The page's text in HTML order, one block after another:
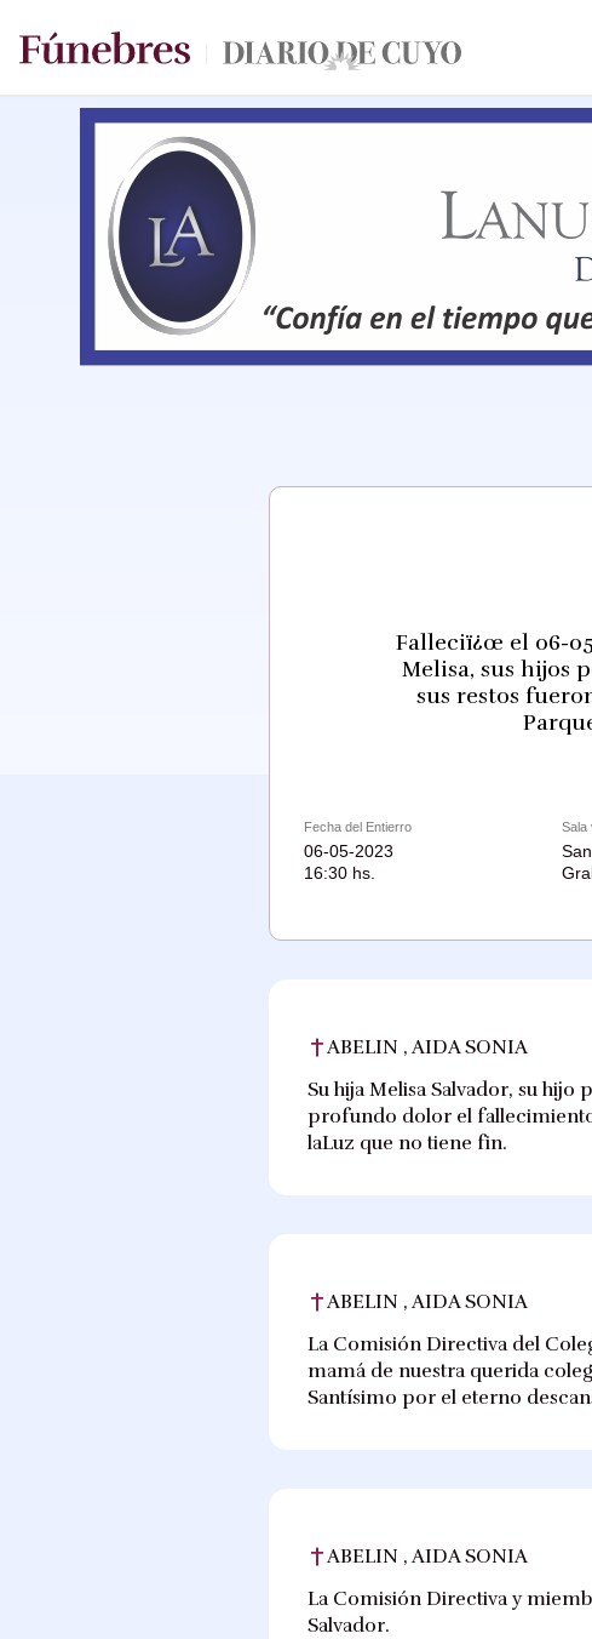
Falleciï¿œ el 06-
Melisa, sus hijos
sus restos
Fecha del Entierro
06-05-2023
16:30 hs.
Sala
ABELIN , AIDA SONIA
Su hija Melisa Salvador, su
profundo dolor el
laLuz que no tiene fin.
ABELIN , AIDA SONIA
La Comisión Directiva del
mamá de nuestra querida
Santísimo por el eterno
ABELIN , AIDA SONIA
La Comisión Directiva y
Salvador.